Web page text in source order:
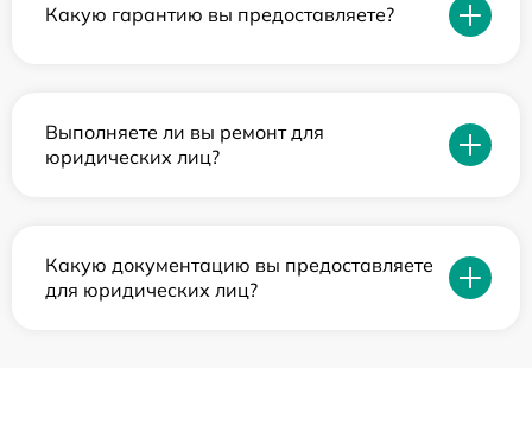
Какую гарантию вы предоставляете?
Выполняете ли вы ремонт для
юридических лиц?
Какую документацию вы предоставляете
для юридических лиц?